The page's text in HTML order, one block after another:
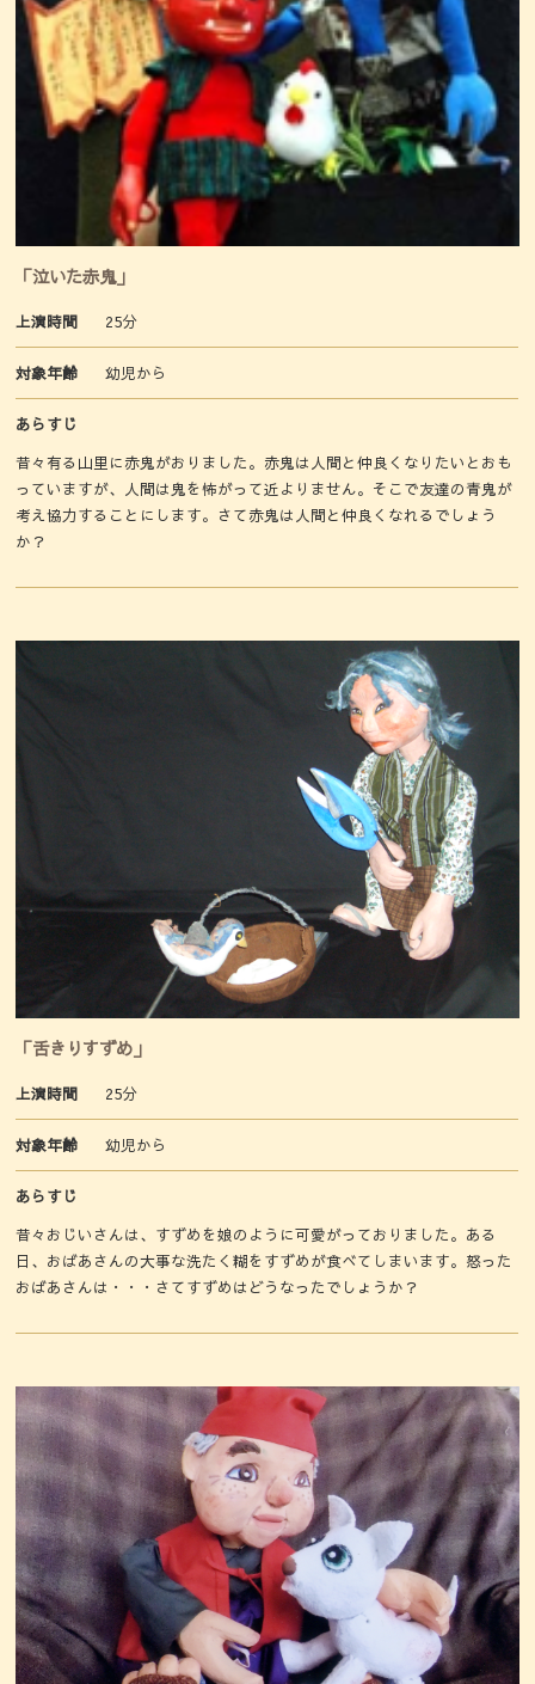
「泣いた赤鬼」
上演時間 25分
対象年齢 幼児から
あらすじ
昔々有る山里に赤鬼がおりました。赤鬼は人間と仲良くなりたいとおも
っていますが、人間は鬼を怖がって近よりません。そこで友達の青鬼が
考え協力することにします。さて赤鬼は人間と仲良くなれるでしょう
か？
「舌きりすずめ」
上演時間 25分
対象年齢 幼児から
あらすじ
昔々おじいさんは、すずめを娘のように可愛がっておりました。ある
日、おばあさんの大事な洗たく糊をすずめが食べてしまいます。怒った
おばあさんは・・・さてすずめはどうなったでしょうか？